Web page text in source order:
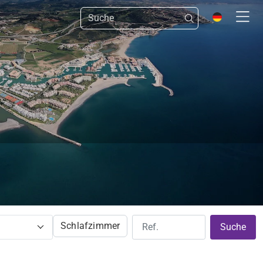
Schlafzimmer Suche